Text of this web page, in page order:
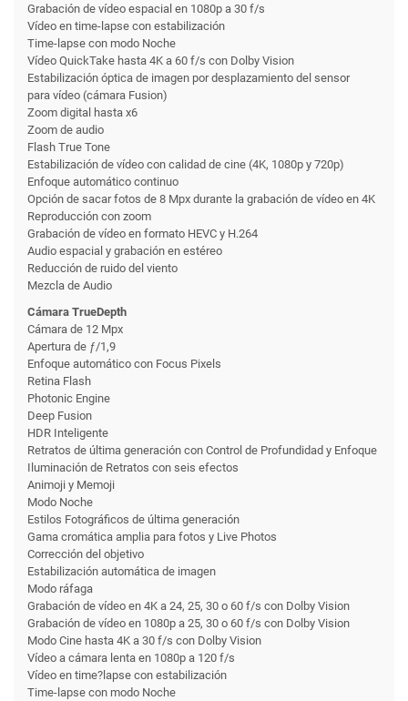
Grabación de vídeo espacial en 1080p a 30 f/s
Vídeo en time-lapse con estabili­zación
Time-lapse con modo Noche
Vídeo QuickTake hasta 4K a 60 f/s con Dolby Vision
Estabili­zación óptica de imagen por desplazamiento del sensor
para vídeo (cámara Fusion)
Zoom digital hasta x6
Zoom de audio
Flash True Tone
Estabili­zación de vídeo con calidad de cine (4K, 1080p y 720p)
Enfoque automático continuo
Opción de sacar fotos de 8 Mpx durante la grabación de vídeo en 4K
Reproducción con zoom
Grabación de vídeo en formato HEVC y H.264
Audio espacial y grabación en estéreo
Reducción de ruido del viento
Mezcla de Audio
Cámara TrueDepth
Cámara de 12 Mpx
Apertura de ƒ/1,9
Enfoque automático con Focus Pixels
Retina Flash
Photonic Engine
Deep Fusion
HDR Inteligente
Retratos de última generación con Control de Profundidad y Enfoque
Iluminación de Retratos con seis efectos
Animoji y Memoji
Modo Noche
Estilos Fotográficos de última generación
Gama cromática amplia para fotos y Live Photos
Corrección del objetivo
Estabili­zación automática de imagen
Modo ráfaga
Grabación de vídeo en 4K a 24, 25, 30 o 60 f/s con Dolby Vision
Grabación de vídeo en 1080p a 25, 30 o 60 f/s con Dolby Vision
Modo Cine hasta 4K a 30 f/s con Dolby Vision
Vídeo a cámara lenta en 1080p a 120 f/s
Vídeo en time?lapse con estabili­zación
Time-lapse con modo Noche